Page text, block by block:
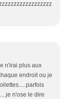
n'irai plus aux
endroit ou je
n'ose le dire